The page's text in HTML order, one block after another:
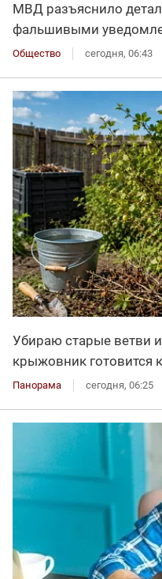
МВД разъяснило
фальшивыми
Общество сегодня, 06:43
Убираю старые ветви
крыжовник готовится
Панорама сегодня, 06:25